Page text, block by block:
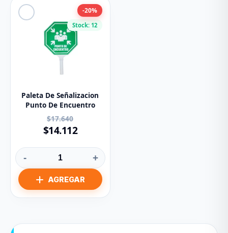
Stock: 12
-20%
Paleta De Señalizacion
Punto De Encuentro
$17.640
$14.112
- +